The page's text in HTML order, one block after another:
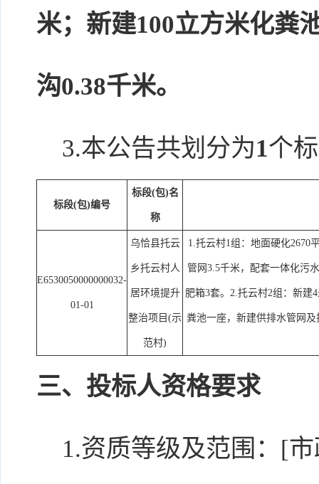
米；新建100立方米化粪
沟0.38千米。
3.本公告共划分为1个
标段(包)编号
标段(包)名
称
E6530050000000032-
01-01
乌恰县托云
乡托云村人
居环境提升
整治项目(示
范村)
1.托云村1组：地面硬化2670
管网3.5千米，配套一体化污
肥箱3套。2.托云村2组：新建
粪池一座，新建供排水管网
三、投标人资格要求
1.资质等级及范围：[市